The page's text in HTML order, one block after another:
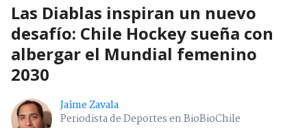
Las Diablas inspiran un nuevo
desafío: Chile Hockey sueña con
albergar el Mundial femenino
2030
Jaime Zavala
Periodista de Deportes en BioBioChile